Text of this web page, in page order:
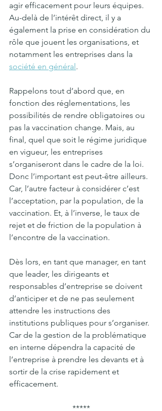
agir efficacement pour leurs équipes.
Au-delà de l’intérêt direct, il y a
également la prise en considération du
rôle que jouent les organisations, et
notamment les entreprises dans la
société en général .
Rappelons tout d’abord que, en
fonction des réglementations, les
possibilités de rendre obligatoires ou
pas la vaccination change. Mais, au
final, quel que soit le régime juridique
en vigueur, les entreprises
s’organiseront dans le cadre de la loi.
Donc l’important est peut-être ailleurs.
Car, l’autre facteur à considérer c’est
l’acceptation, par la population, de la
vaccination. Et, à l’inverse, le taux de
rejet et de friction de la population à
l’encontre de la vaccination.
Dès lors, en tant que manager, en tant
que leader, les dirigeants et
responsables d’entreprise se doivent
d’anticiper et de ne pas seulement
attendre les instructions des
institutions publiques pour s’organiser.
Car de la gestion de la problématique
en interne dépendra la capacité de
l’entreprise à prendre les devants et à
sortir de la crise rapidement et
efficacement.
*****